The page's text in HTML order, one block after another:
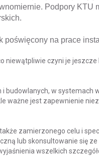
Podpory
poświęcony na prace
niewątpliwie czyni je
budowlanych, w systemach
ważne jest zapewnienie
zamierzonego celu i
lub skonsultowanie się
wszelkich